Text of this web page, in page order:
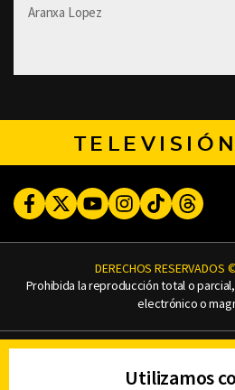
Aranxa Lopez
TELEVISIÓN
FacebookTwitterYoutubeInstagram
TikTok
DERECHOS RESERVADOS
Prohibida la reproducción total o
electrónico o
AVISO DE
Utilizamos